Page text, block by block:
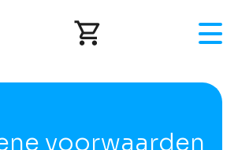
voorwaarden